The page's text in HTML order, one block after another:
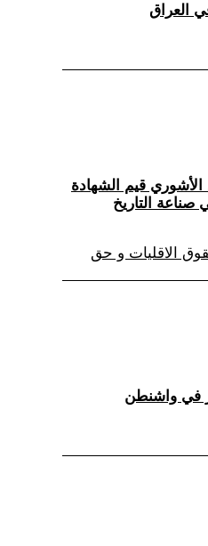
الأشوري قيم الشهادة
صناعة التاريخ
الاقليات و حق